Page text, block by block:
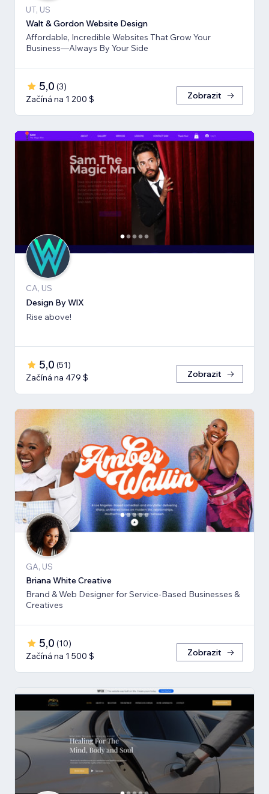
UT, US
Walt & Gordon Website Design
Affordable, Incredible Websites That Grow Your
Business—Always By Your Side
5,0 (3)
Začíná na 1 200 $
Zobrazit
CA, US
Design By WlX
Rise above!
5,0 (51)
Začíná na 479 $
Zobrazit
GA, US
Briana White Creative
Brand & Web Designer for Service-Based Businesses &
Creatives
5,0 (10)
Začíná na 1 500 $
Zobrazit